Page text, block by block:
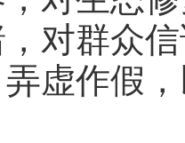
对群众
虚作假